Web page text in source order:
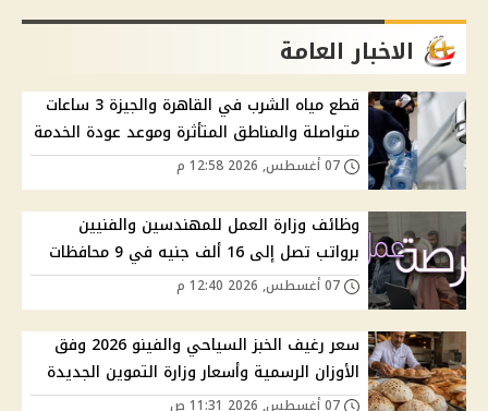
الاخبار العامة
قطع مياه الشرب في القاهرة والجيزة 3 ساعات
متواصلة والمناطق المتأثرة وموعد عودة الخدمة
وظائف وزارة العمل للمهندسين والفنيين
برواتب تصل إلى 16 ألف جنيه في 9 محافظات
سعر رغيف الخبز السياحي والفينو 2026 وفق
الأوزان الرسمية وأسعار وزارة التموين الجديدة